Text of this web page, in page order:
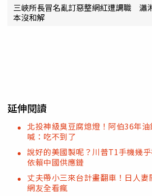
三峽所長冒名亂訂惡整網紅遭調職 瀟
本沒和解
延伸閱讀
北投神級臭豆腐熄燈！阿伯36年
喊：吃不到了
說好的美國製呢？川普T1手機幾
依賴中國供應鏈
丈夫帶小三來台計畫翻車！日人
網友全看瘋